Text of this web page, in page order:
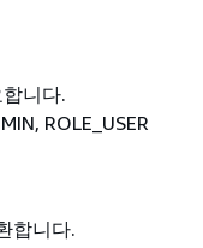
니다.
ROLE_USER
합니다.